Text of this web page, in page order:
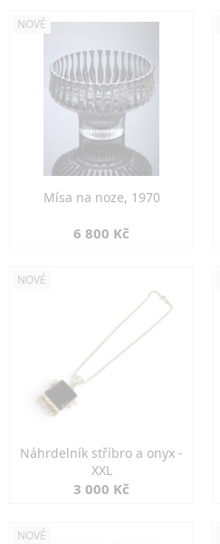
NOVÉ
Mísa na noze, 1970
6 800 Kč
NOVÉ
Náhrdelník stříbro a onyx -
XXL
3 000 Kč
NOVÉ